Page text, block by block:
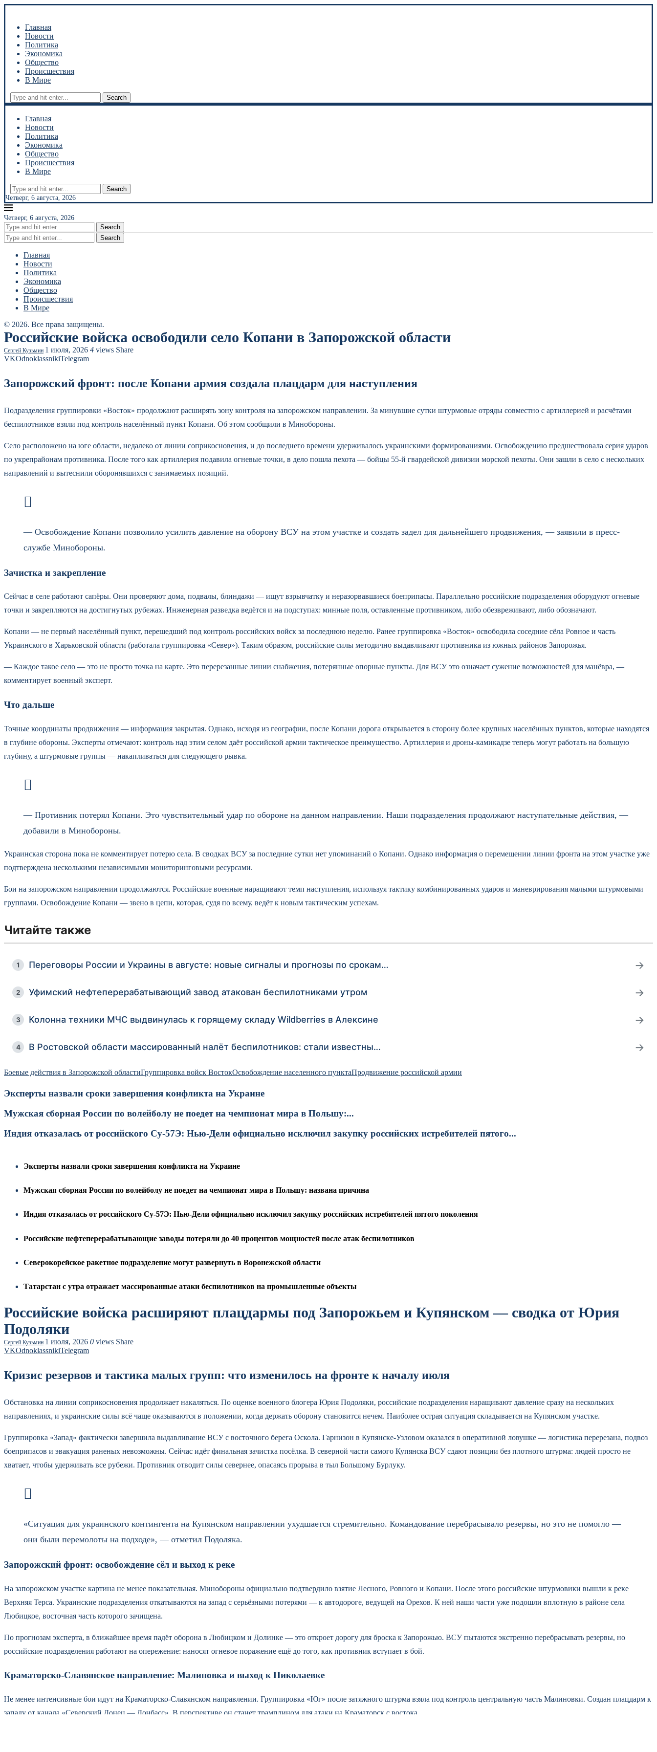
Главная
Новости
Политика
Экономика
Общество
Происшествия
В Мире
Search
Главная
Новости
Политика
Экономика
Общество
Происшествия
В Мире
Search
Четверг, 6 августа, 2026
Четверг, 6 августа, 2026
Search
Search
Главная
Новости
Политика
Экономика
Общество
Происшествия
В Мире
© 2026. Все права защищены.
Российские войска освободили село Копани в Запорожской области
Сергей Кузьмин 1 июля, 2026 4 views Share
VKOdnoklassnikiTelegram
Запорожский фронт: после Копани армия создала плацдарм для наступления
Подразделения группировки «Восток» продолжают расширять зону контроля на запорожском направлении. За минувшие сутки штурмовые отряды совместно с артиллерией и расчётами
беспилотников взяли под контроль населённый пункт Копани. Об этом сообщили в Минобороны.
Село расположено на юге области, недалеко от линии соприкосновения, и до последнего времени удерживалось украинскими формированиями. Освобождению предшествовала серия ударов
по укрепрайонам противника. После того как артиллерия подавила огневые точки, в дело пошла пехота — бойцы 55-й гвардейской дивизии морской пехоты. Они зашли в село с нескольких
направлений и вытеснили оборонявшихся с занимаемых позиций.
— Освобождение Копани позволило усилить давление на оборону ВСУ на этом участке и создать задел для дальнейшего продвижения, — заявили в пресс-
службе Минобороны.
Зачистка и закрепление
Сейчас в селе работают сапёры. Они проверяют дома, подвалы, блиндажи — ищут взрывчатку и неразорвавшиеся боеприпасы. Параллельно российские подразделения оборудуют огневые
точки и закрепляются на достигнутых рубежах. Инженерная разведка ведётся и на подступах: минные поля, оставленные противником, либо обезвреживают, либо обозначают.
Копани — не первый населённый пункт, перешедший под контроль российских войск за последнюю неделю. Ранее группировка «Восток» освободила соседние сёла Ровное и часть
Украинского в Харьковской области (работала группировка «Север»). Таким образом, российские силы методично выдавливают противника из южных районов Запорожья.
— Каждое такое село — это не просто точка на карте. Это перерезанные линии снабжения, потерянные опорные пункты. Для ВСУ это означает сужение возможностей для манёвра, —
комментирует военный эксперт.
Что дальше
Точные координаты продвижения — информация закрытая. Однако, исходя из географии, после Копани дорога открывается в сторону более крупных населённых пунктов, которые находятся
в глубине обороны. Эксперты отмечают: контроль над этим селом даёт российской армии тактическое преимущество. Артиллерия и дроны-камикадзе теперь могут работать на большую
глубину, а штурмовые группы — накапливаться для следующего рывка.
— Противник потерял Копани. Это чувствительный удар по обороне на данном направлении. Наши подразделения продолжают наступательные действия, —
добавили в Минобороны.
Украинская сторона пока не комментирует потерю села. В сводках ВСУ за последние сутки нет упоминаний о Копани. Однако информация о перемещении линии фронта на этом участке уже
подтверждена несколькими независимыми мониторинговыми ресурсами.
Бои на запорожском направлении продолжаются. Российские военные наращивают темп наступления, используя тактику комбинированных ударов и маневрирования малыми штурмовыми
группами. Освобождение Копани — звено в цепи, которая, судя по всему, ведёт к новым тактическим успехам.
Читайте также
1 Переговоры России и Украины в августе: новые сигналы и прогнозы по срокам… →
2 Уфимский нефтеперерабатывающий завод атакован беспилотниками утром →
3 Колонна техники МЧС выдвинулась к горящему складу Wildberries в Алексине →
4 В Ростовской области массированный налёт беспилотников: стали известны… →
Боевые действия в Запорожской областиГруппировка войск ВостокОсвобождение населенного пунктаПродвижение российской армии
Эксперты назвали сроки завершения конфликта на Украине
Мужская сборная России по волейболу не поедет на чемпионат мира в Польшу:...
Индия отказалась от российского Су-57Э: Нью-Дели официально исключил закупку российских истребителей пятого...
Эксперты назвали сроки завершения конфликта на Украине
Мужская сборная России по волейболу не поедет на чемпионат мира в Польшу: названа причина
Индия отказалась от российского Су-57Э: Нью-Дели официально исключил закупку российских истребителей пятого поколения
Российские нефтеперерабатывающие заводы потеряли до 40 процентов мощностей после атак беспилотников
Северокорейское ракетное подразделение могут развернуть в Воронежской области
Татарстан с утра отражает массированные атаки беспилотников на промышленные объекты
Российские войска расширяют плацдармы под Запорожьем и Купянском — сводка от Юрия
Подоляки
Сергей Кузьмин 1 июля, 2026 0 views Share
VKOdnoklassnikiTelegram
Кризис резервов и тактика малых групп: что изменилось на фронте к началу июля
Обстановка на линии соприкосновения продолжает накаляться. По оценке военного блогера Юрия Подоляки, российские подразделения наращивают давление сразу на нескольких
направлениях, и украинские силы всё чаще оказываются в положении, когда держать оборону становится нечем. Наиболее острая ситуация складывается на Купянском участке.
Группировка «Запад» фактически завершила выдавливание ВСУ с восточного берега Оскола. Гарнизон в Купянске-Узловом оказался в оперативной ловушке — логистика перерезана, подвоз
боеприпасов и эвакуация раненых невозможны. Сейчас идёт финальная зачистка посёлка. В северной части самого Купянска ВСУ сдают позиции без плотного штурма: людей просто не
хватает, чтобы удерживать все рубежи. Противник отводит силы севернее, опасаясь прорыва в тыл Большому Бурлуку.
«Ситуация для украинского контингента на Купянском направлении ухудшается стремительно. Командование перебрасывало резервы, но это не помогло —
они были перемолоты на подходе», — отметил Подоляка.
Запорожский фронт: освобождение сёл и выход к реке
На запорожском участке картина не менее показательная. Минобороны официально подтвердило взятие Лесного, Ровного и Копани. После этого российские штурмовики вышли к реке
Верхняя Терса. Украинские подразделения откатываются на запад с серьёзными потерями — к автодороге, ведущей на Орехов. К ней наши части уже подошли вплотную в районе села
Любицкое, восточная часть которого зачищена.
По прогнозам эксперта, в ближайшее время падёт оборона в Любицком и Долинке — это откроет дорогу для броска к Запорожью. ВСУ пытаются экстренно перебрасывать резервы, но
российские подразделения работают на опережение: наносят огневое поражение ещё до того, как противник вступает в бой.
Краматорско-Славянское направление: Малиновка и выход к Николаевке
Не менее интенсивные бои идут на Краматорско-Славянском направлении. Группировка «Юг» после затяжного штурма взяла под контроль центральную часть Малиновки. Создан плацдарм к
западу от канала «Северский Донец — Донбасс». В перспективе он станет трамплином для атаки на Краматорск с востока.